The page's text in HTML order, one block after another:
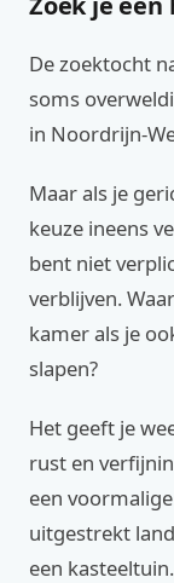
De zoektocht
soms
in Noordrijn-
Maar als je
keuze ineens
bent niet
verblijven.
kamer als je
slapen?
Het geeft je
rust en
een
uitgestrekt
een kasteeltuin.